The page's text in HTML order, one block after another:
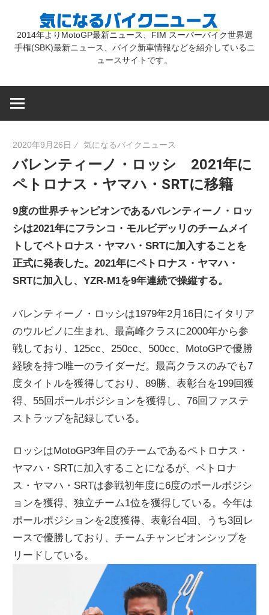
気
バ
イ
ク
ュ
ー
ス
2014年よりMotoGP最新ニュース、FIM スーパーバイク世界選
手権(SBK)最新ニュース、バイク新車情報などを紹介しているニ
ュースサイトです。
2020年9月26日 気になるバイクニュース
バレンティーノ・ロッシ 2021年に
ペトロナス・ヤマハ・SRTに移籍
9度の世界チャンピオンであるバレンティーノ・ロッ
シは2021年にフランコ・モルビデッリのチームメイ
トしてペトロナス・ヤマハ・SRTに加入することを
正式に発表した。2021年にペトロナス・ヤマハ・
SRTに加入し、YZR-M1を9年連続で操縦する。
バレンティーノ・ロッシは1979年2月16日にイタリア
のウルビノに生まれ、最高峰クラスに2000年から参
戦しており、125cc、250cc、500cc、MotoGPで優勝
経験を持つ唯一のライダーだ。最高クラスのみでも7
度タイトルを獲得しており、89勝、表彰台を199回獲
得、55回ポールポジションを獲得し、76回ファステ
ストラップを記録している。
ロッシはMotoGP3年目のチームであるペトロナス・
ヤマハ・SRTに加入することになるが、ペトロナ
ス・ヤマハ・SRTは参戦初年度に6度のポールポジシ
ョンを獲得、独立チーム1位を獲得している。今年は
ポールポジションを2度獲得、表彰台4回、うち3回レ
ースで優勝しており、チームチャンピオンシップを
リードしている。